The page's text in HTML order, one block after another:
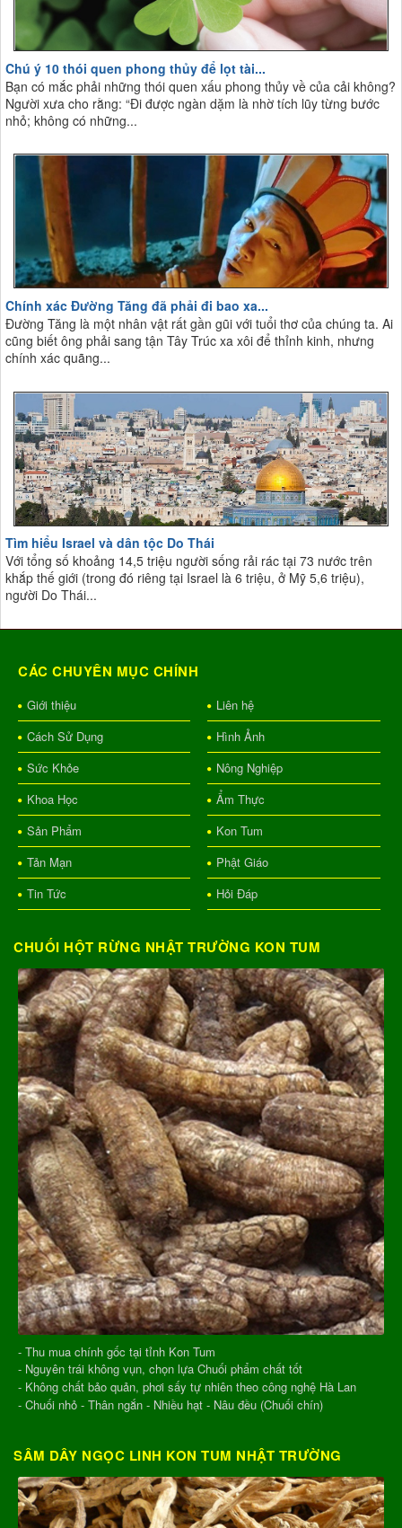
Chú ý 10 thói quen phong thủy để lọt tài...
Bạn có mắc phải những thói quen xấu phong thủy về của cải không?
Người xưa cho rằng: “Đi được ngàn dặm là nhờ tích lũy từng bước
nhỏ; không có những...
Chính xác Đường Tăng đã phải đi bao xa...
Đường Tăng là một nhân vật rất gần gũi với tuổi thơ của chúng ta. Ai
cũng biết ông phải sang tận Tây Trúc xa xôi để thỉnh kinh, nhưng
chính xác quãng...
Tìm hiểu Israel và dân tộc Do Thái
Với tổng số khoảng 14,5 triệu người sống rải rác tại 73 nước trên
khắp thế giới (trong đó riêng tại Israel là 6 triệu, ở Mỹ 5,6 triệu),
người Do Thái...
CÁC CHUYÊN MỤC CHÍNH
Giới thiệu
Liên hệ
Cách Sử Dụng
Hình Ảnh
Sức Khỏe
Nông Nghiệp
Khoa Học
Ẩm Thực
Sản Phẩm
Kon Tum
Tản Mạn
Phật Giáo
Tin Tức
Hỏi Đáp
CHUỐI HỘT RỪNG NHẬT TRƯỜNG KON TUM
- Thu mua chính gốc tại tỉnh Kon Tum
- Nguyên trái không vụn, chọn lựa Chuối phẩm chất tốt
- Không chất bảo quản, phơi sấy tự nhiên theo công nghệ Hà Lan
- Chuối nhỏ - Thân ngắn - Nhiều hạt - Nâu đều (Chuối chín)
SÂM DÂY NGỌC LINH KON TUM NHẬT TRƯỜNG